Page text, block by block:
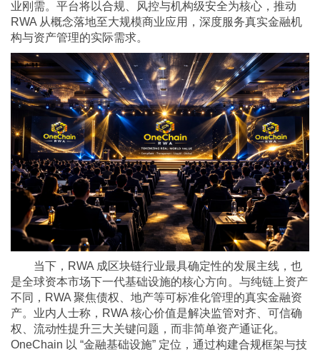
业刚需。平台将以合规、风控与机构级安全为核心，推动
RWA 从概念落地至大规模商业应用，深度服务真实金融机
构与资产管理的实际需求。
当下，RWA 成区块链行业最具确定性的发展主线，也
是全球资本市场下一代基础设施的核心方向。与纯链上资产
不同，RWA 聚焦债权、地产等可标准化管理的真实金融资
产。业内人士称，RWA 核心价值是解决监管对齐、可信确
权、流动性提升三大关键问题，而非简单资产通证化。
OneChain 以 “金融基础设施” 定位，通过构建合规框架与技